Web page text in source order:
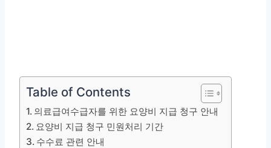
Table of Contents
의료급여수급자를 위한 요양비 지급 청구 안내
요양비 지급 청구 민원처리 기간
수수료 관련 안내